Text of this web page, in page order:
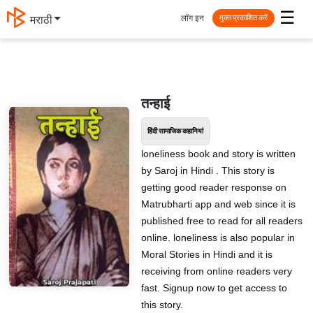
मराठी ☰
लॉग इन मुक्त प्रकाशित करें
तन्हाई
हिंदी सामाजिक कहानियां
loneliness book and story is written
by Saroj in Hindi . This story is
getting good reader response on
Matrubharti app and web since it is
published free to read for all readers
online. loneliness is also popular in
Moral Stories in Hindi and it is
receiving from online readers very
fast. Signup now to get access to
this story.